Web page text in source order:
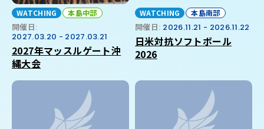
WATCHING 本島中部
開催日:
2027.03.20 - 2027.03.21
2027年マッスルゲート沖
縄大会
WATCHING 本島南部
開催日: 2026.11.21 - 2026.11.22
日米対抗ソフトボール
2026